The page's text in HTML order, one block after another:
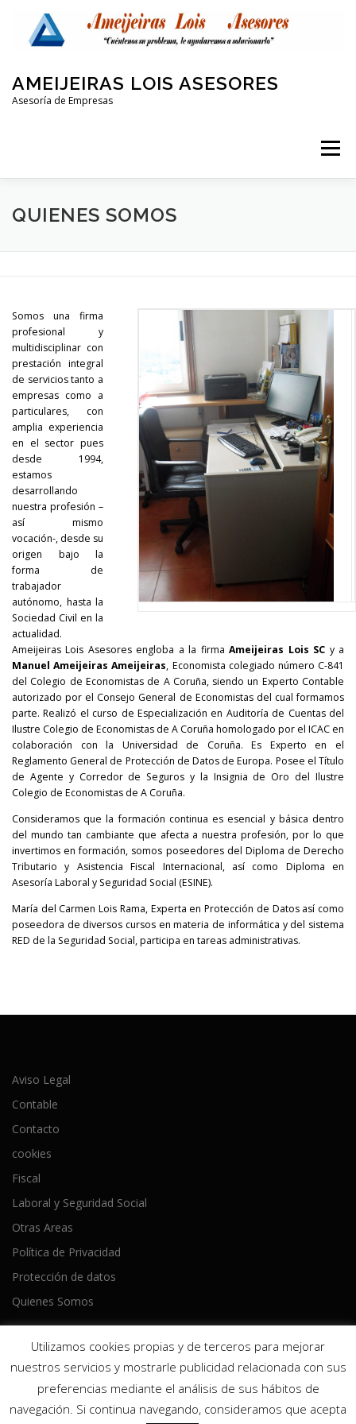
contenido
AMEIJEIRAS LOIS ASESORES
Asesoría de Empresas
Menú
QUIENES SOMOS LABORAL Y SEGURIDAD SOCIAL
OTRAS AREAS CONTACTO
QUIENES SOMOS
Somos una firma
profesional y
multidisciplinar con
prestación integral
de servicios tanto a
empresas como a
particulares, con
amplia experiencia
en el sector pues
desde 1994,
estamos
desarrollando
nuestra profesión –
así mismo
vocación-, desde su
origen bajo la
forma de
trabajador
autónomo, hasta la
Sociedad Civil en la
actualidad.
Ameijeiras Lois Asesores engloba a la firmaAmeijeiras Lois SC y a
Manuel Ameijeiras Ameijeiras, Economista colegiado número C-841
del Colegio de Economistas de A Coruña, siendo un Experto Contable
autorizado por el Consejo General de Economistas del cual formamos
parte. Realizó el curso de Especialización en Auditoría de Cuentas del
Ilustre Colegio de Economistas de A Coruña homologado por el ICAC en
colaboración con la Universidad de Coruña. Es Experto en el
Reglamento General de Protección de Datos de Europa. Posee el Título
de Agente y Corredor de Seguros y la Insignia de Oro del Ilustre
Colegio de Economistas de A Coruña.
Consideramos que la formación continua es esencial y básica dentro
del mundo tan cambiante que afecta a nuestra profesión, por lo que
invertimos en formación, somos poseedores del Diploma de Derecho
Tributario y Asistencia Fiscal Internacional, así como Diploma en
Asesoría Laboral y Seguridad Social (ESINE).
María del Carmen Lois Rama, Experta en Protección de Datos así como
poseedora de diversos cursos en materia de informática y del sistema
RED de la Seguridad Social, participa en tareas administrativas.
Aviso Legal
Contable
Contacto
cookies
Fiscal
Laboral y Seguridad Social
Otras Areas
Política de Privacidad
Protección de datos
Quienes Somos
Copyright © 2026 Ameijeiras Lois Asesores
OnePress
hecho por FameThemes
Utilizamos cookies propias y de terceros para mejorar
nuestros servicios y mostrarle publicidad relacionada con sus
preferencias mediante el análisis de sus hábitos de
navegación. Si continua navegando, consideramos que acepta